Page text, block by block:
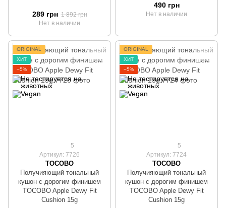
289 грн 1 892 грн
Нет в наличии
490 грн
Нет в наличии
ORIGINAL
ХИТ
−5%
5
Артикул: 7726
TOCOBO
Получияющий тональный
кушон с дорогим финишем
TOCOBO Apple Dewy Fit
Cushion 15g
ORIGINAL
ХИТ
−5%
5
Артикул: 7724
TOCOBO
Получияющий тональный
кушон с дорогим финишем
TOCOBO Apple Dewy Fit
Cushion 15g